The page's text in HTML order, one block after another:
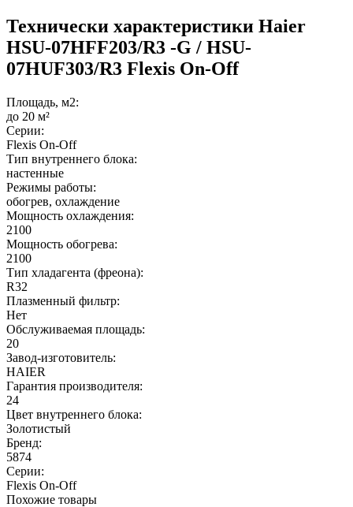
Технически характеристики Haier
HSU-07HFF203/R3 -G / HSU-
07HUF303/R3 Flexis On-Off
Площадь, м2:
до 20 м²
Серии:
Flexis On-Off
Тип внутреннего блока:
настенные
Режимы работы:
обогрев, охлаждение
Мощность охлаждения:
2100
Мощность обогрева:
2100
Тип хладагента (фреона):
R32
Плазменный фильтр:
Нет
Обслуживаемая площадь:
20
Завод-изготовитель:
HAIER
Гарантия производителя:
24
Цвет внутреннего блока:
Золотистый
Бренд:
5874
Серии:
Flexis On-Off
Похожие товары